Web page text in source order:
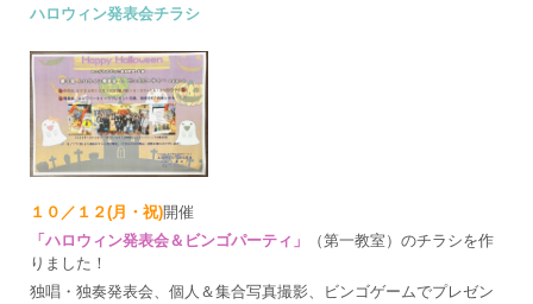
ハロウィン発表会チラシ
１０／１２(月・祝)開催
「ハロウィン発表会＆ビンゴパーティ」
（第一教室）のチラシを作
りました！
独唱・独奏発表会、個人＆集合写真撮影、ビンゴゲームでプレゼン